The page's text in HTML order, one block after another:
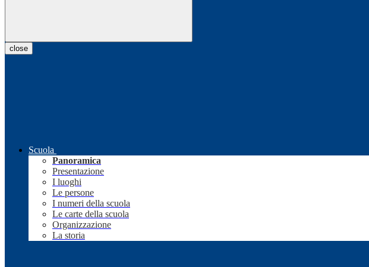
close
Scuola
Panoramica
Presentazione
I luoghi
Le persone
I numeri della scuola
Le carte della scuola
Organizzazione
La storia